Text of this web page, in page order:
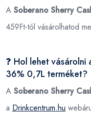
A Soberano Sherry
459Ft-tól vásárolhatod
❓ Hol lehet
36% 0,7L terméket?
A Soberano Sherry
a Drinkcentrum.hu